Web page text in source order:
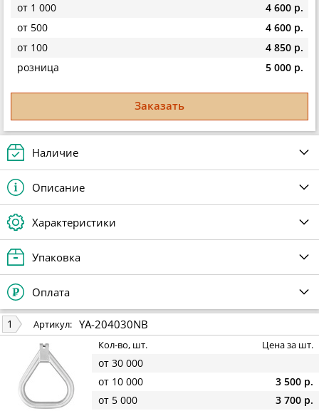
от 1 000
4 600 р.
от 500
4 600 р.
от 100
4 850 р.
розница
5 000 р.
Заказать
Наличие
Описание
Характеристики
Упаковка
Оплата
1 Артикул: YA-204030NB
Кол-во, шт. Цена за шт.
от 30 000
от 10 000
3 500 р.
от 5 000
3 700 р.